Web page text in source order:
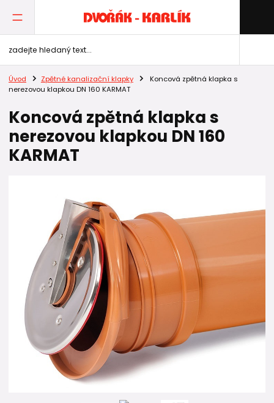
Úvod Zpětné kanalizační klapky
Koncová zpětná klapka s
nerezovou klapkou DN 160 KARMAT
Koncová zpětná klapka s
nerezovou klapkou DN 160
KARMAT